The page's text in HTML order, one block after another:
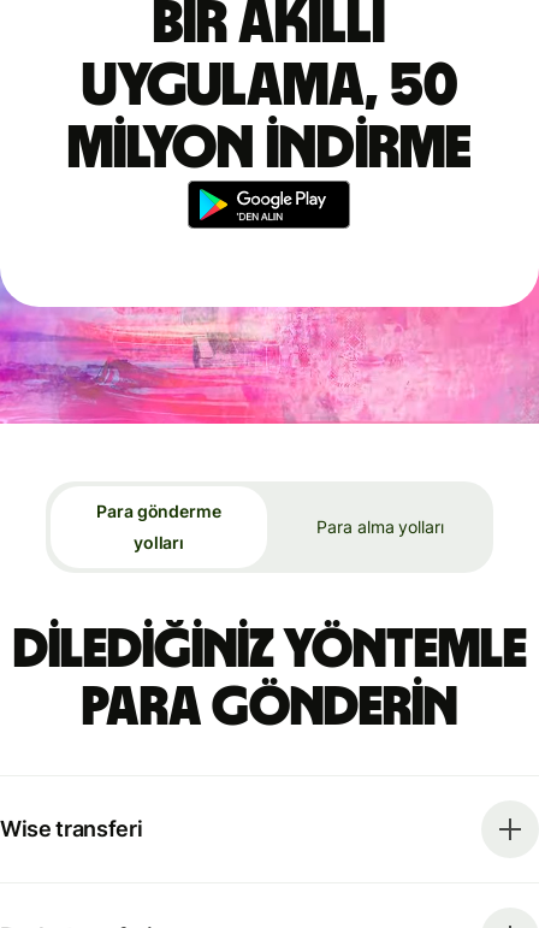
Bir akıllı
uygulama, 50
milyon indirme
Para gönderme
yolları
Para alma yolları
Dilediğiniz yöntemle
para gönderin
Wise transferi